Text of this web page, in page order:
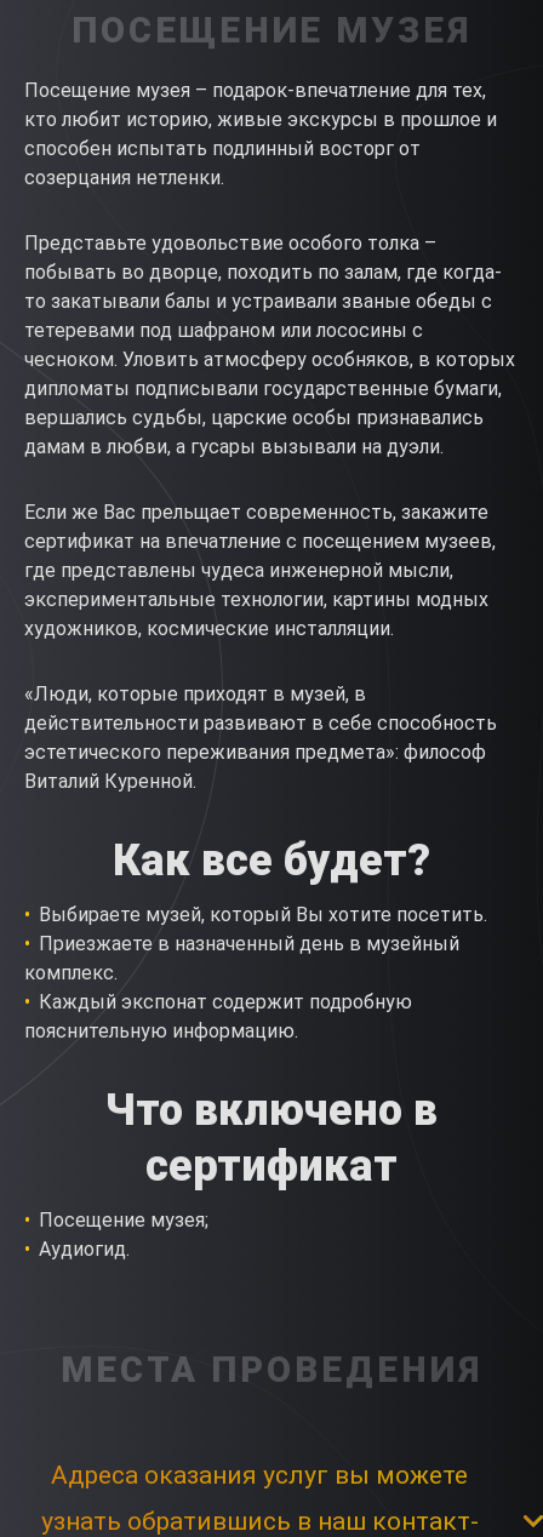
ПОСЕЩЕНИЕ МУЗЕЯ
Посещение музея – подарок-впечатление для тех,
кто любит историю, живые экскурсы в прошлое и
способен испытать подлинный восторг от
созерцания нетленки.
Представьте удовольствие особого толка –
побывать во дворце, походить по залам, где когда-
то закатывали балы и устраивали званые обеды с
тетеревами под шафраном или лососины с
чесноком. Уловить атмосферу особняков, в которых
дипломаты подписывали государственные бумаги,
вершались судьбы, царские особы признавались
дамам в любви, а гусары вызывали на дуэли.
Если же Вас прельщает современность, закажите
сертификат на впечатление с посещением музеев,
где представлены чудеса инженерной мысли,
экспериментальные технологии, картины модных
художников, космические инсталляции.
«Люди, которые приходят в музей, в
действительности развивают в себе способность
эстетического переживания предмета»: философ
Виталий Куренной.
Как все будет?
Выбираете музей, который Вы хотите посетить.
Приезжаете в назначенный день в музейный
комплекс.
Каждый экспонат содержит подробную
пояснительную информацию.
Что включено в
сертификат
Посещение музея;
Аудиогид.
МЕСТА ПРОВЕДЕНИЯ
Адреса оказания услуг вы можете
узнать обратившись в наш контакт-